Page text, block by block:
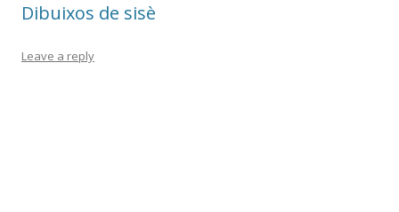
Dibuixos de sisè
Leave a reply